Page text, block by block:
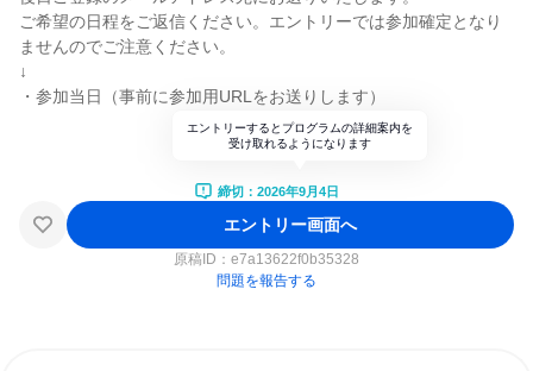
ご希望の日程をご返信ください。エントリーでは参加確定となり
ませんのでご注意ください。
↓
・参加当日（事前に参加用URLをお送りします）
エントリーするとプログラムの詳細案内を
受け取れるようになります
締切：2026年9月4日
エントリー画面へ
原稿ID： e7a13622f0b35328
問題を報告する